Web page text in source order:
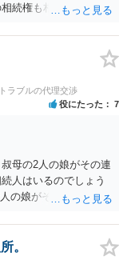
続権も相続すること
は常にＢの相続人とな
ラブルの代理交渉
役にたった 7
母の2人の娘がその連
人はいるのでしょう
の娘がそれぞれ4分の
。